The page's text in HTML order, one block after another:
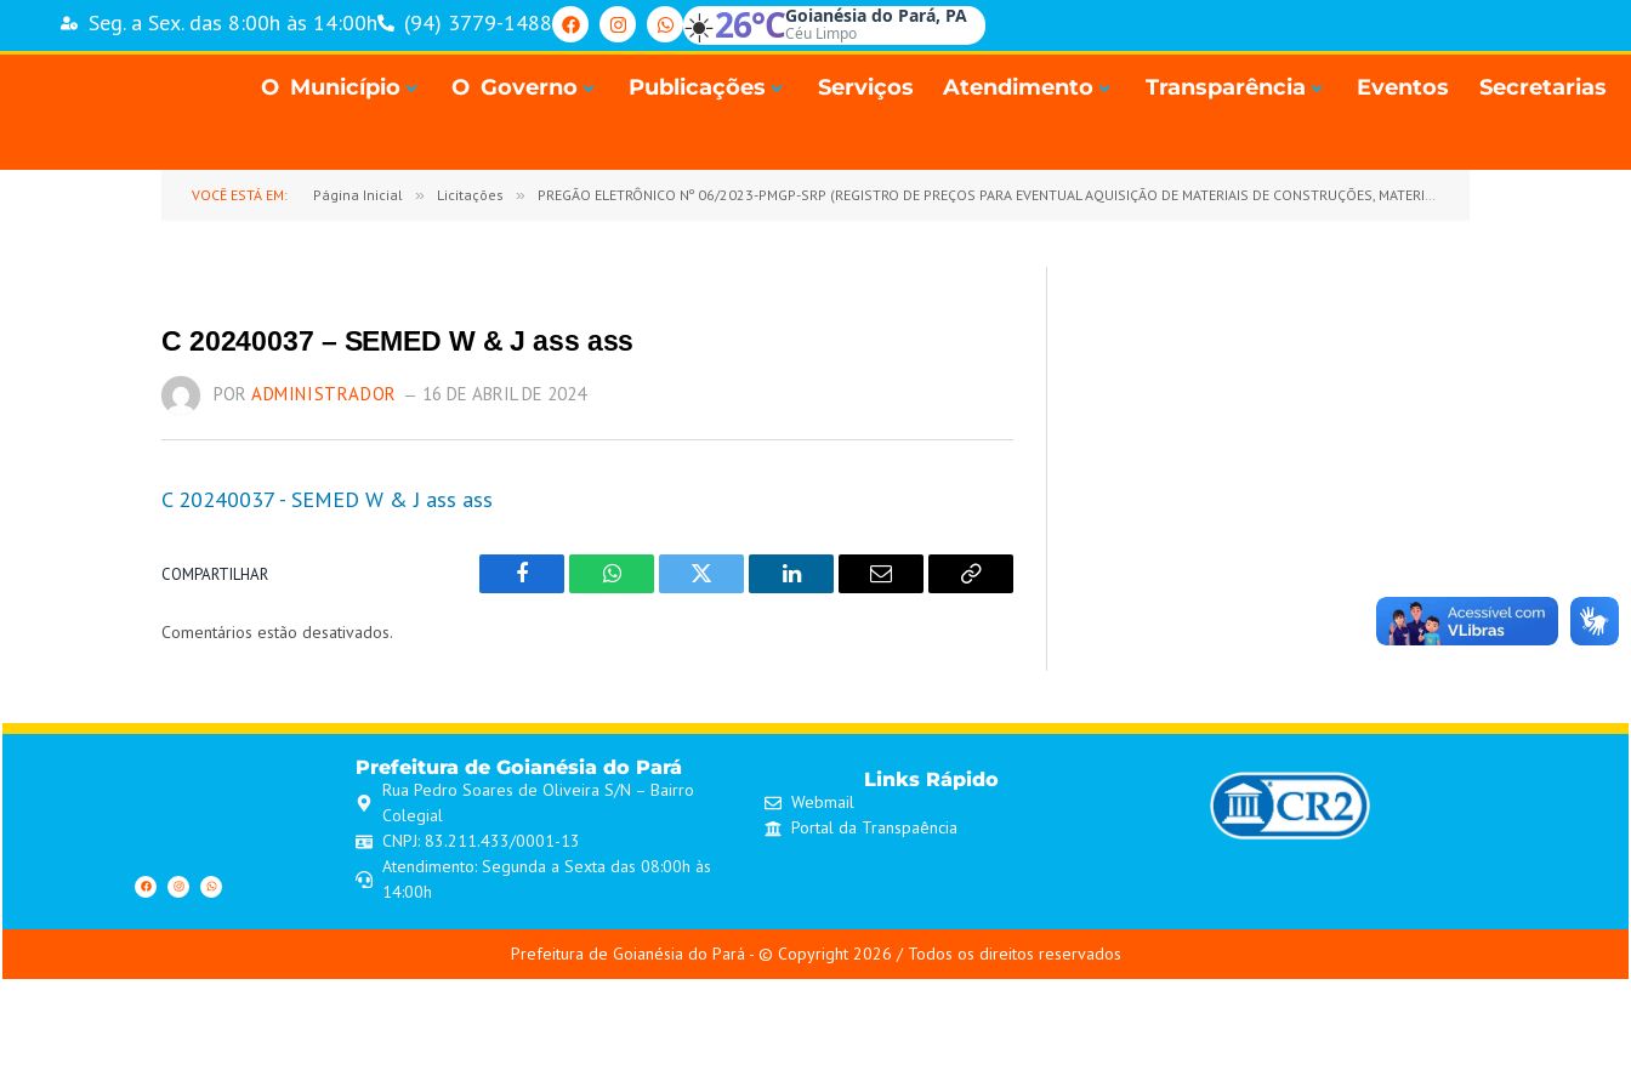
Seg. a Sex. das 8:00h às 14:00h (94) 3779-1488 ☀️26°CGoianésia do Pará, PA
Céu Limpo
O Município O Governo Publicações Serviços Atendimento Transparência Eventos Secretarias
VOCÊ ESTÁ EM: Página Inicial » Licitações » PREGÃO ELETRÔNICO Nº 06/2023-PMGP-SRP (REGISTRO DE PREÇOS PARA EVENTUAL AQUISIÇÃO DE MATERIAIS DE CONSTRUÇÕES, MATERIAIS ELÉTRICOS, FERRAMENTAS E PEÇAS DE ROÇADEIRAS E MOTOSSERRAS)
C 20240037 – SEMED W & J ass ass
POR ADMINISTRADOR 16 DE ABRIL DE 2024
C 20240037 - SEMED W & J ass ass
COMPARTILHAR
Facebook WhatsAppTwitter LinkedIn Email
Copy
Comentários estão desativados.
Prefeitura de Goianésia do Pará
Rua Pedro Soares de Oliveira S/N – Bairro
Colegial
CNPJ: 83.211.433/0001-13
Atendimento: Segunda a Sexta das 08:00h às
14:00h
Links Rápido
Webmail
Portal da Transpaência
Prefeitura de Goianésia do Pará - © Copyright 2026 / Todos os direitos reservados